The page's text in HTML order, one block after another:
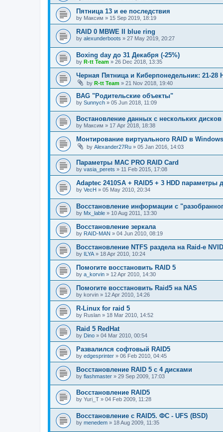
Пятница 13 и ее последствия
by Максим » 15 Sep 2019, 18:19
RAID 0 MBWE II blue ring
by alexunderboots » 27 May 2019, 20:27
Boxing day до 31 Декабря (-25%)
by R-tt Team » 26 Dec 2018, 13:35
Черная Пятница и Киберпонедельник: 21-28
by R-tt Team » 21 Nov 2018, 19:40
BAG "Родительские объекты"
by Sunnych » 05 Jun 2018, 11:09
Востановление данных с нескольких
by Максим » 17 Apr 2018, 18:38
Монтирование виртуального RAID в Windows
by Alexander27Ru » 05 Jan 2016, 14:03
Параметры МАС PRO RAID Card
by vasia_perets » 11 Feb 2015, 17:08
Adaptec 2410SA + RAID5 + 3 HDD параметры
by VecH » 05 May 2010, 20:34
Восстановление информации с
by Mx_lable » 10 Aug 2011, 13:30
Восстановление зеркала
by RAID-MAN » 04 Jun 2010, 08:19
Восстановление NTFS раздела на Raid-е
by ILYA » 18 Apr 2010, 10:24
Помогите восстановить RAID 5
by a_korvin » 12 Apr 2010, 14:30
Помогите восстановить Raid5 на NAS
by korvin » 12 Apr 2010, 14:26
R-Linux for raid 5
by Ruslan » 18 Mar 2010, 14:52
Raid 5 RedHat
by Dino » 04 Mar 2010, 00:54
Развалился софтовый RAID5
by edgesprinter » 06 Feb 2010, 04:45
Восстановление RAID 5 с 4 дисками
by flashmaster » 29 Sep 2009, 17:03
Восстановление RAID5
by Yuri_T » 04 Feb 2009, 11:28
Восстановление с RAID5. ФС - UFS (BSD)
by menedem » 18 Aug 2009, 11:35